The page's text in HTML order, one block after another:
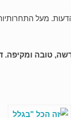
מעל
טובה ומקיפה.